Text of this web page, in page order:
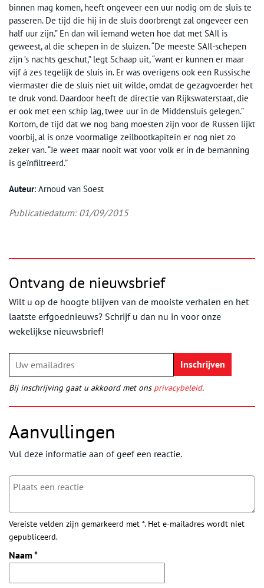
binnen mag komen, heeft ongeveer een uur nodig om de sluis te
passeren. De tijd die hij in de sluis doorbrengt zal ongeveer een
half uur zijn.” En dan wil iemand weten hoe dat met SAIl is
geweest, al die schepen in de sluizen. “De meeste SAIl-schepen
zijn ’s nachts geschut,” legt Schaap uit, “want er kunnen er maar
vijf á zes tegelijk de sluis in. Er was overigens ook een Russische
viermaster die de sluis niet uit wilde, omdat de gezagvoerder het
te druk vond. Daardoor heeft de directie van Rijkswaterstaat, die
er ook met een schip lag, twee uur in de Middensluis gelegen.”
Kortom, de tijd dat we nog bang moesten zijn voor de Russen lijkt
voorbij, al is onze voormalige zeilbootkapitein er nog niet zo
zeker van. “Je weet maar nooit wat voor volk er in de bemanning
is geïnfiltreerd.”
Auteur: Arnoud van Soest
Publicatiedatum: 01/09/2015
Ontvang de nieuwsbrief
Wilt u op de hoogte blijven van de mooiste verhalen en het
laatste erfgoednieuws? Schrijf u dan nu in voor onze
wekelijkse nieuwsbrief!
Bij inschrijving gaat u akkoord met ons privacybeleid.
Aanvullingen
Vul deze informatie aan of geef een reactie.
Vereiste velden zijn gemarkeerd met *. Het e-mailadres wordt niet
gepubliceerd.
Naam *